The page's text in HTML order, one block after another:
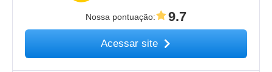
Nossa pontuação: 9.7
Acessar site